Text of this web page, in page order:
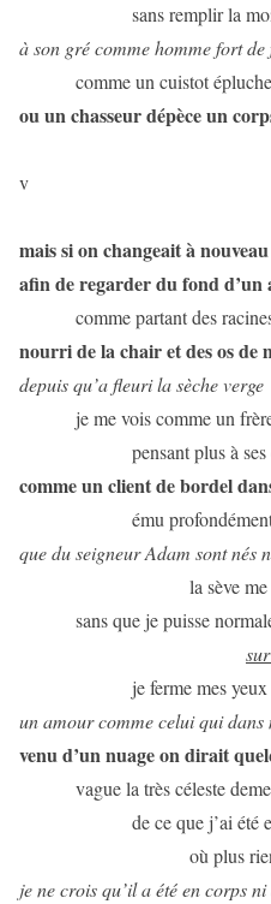
sans remplir la
à son gré comme homme fort
comme un cuistot
ou un chasseur dépèce un
v
mais si on changeait à
afin de regarder du fond
comme partant des
nourri de la chair et des os de
depuis qu’a fleuri la sèche verge
je me vois comme un
pensant plus à
comme un client de bordel
ému
que du seigneur Adam sont nés
la sève
sans que je puisse
je ferme mes
un amour comme celui qui
venu d’un nuage on dirait
vague la très céleste
de ce que j’ai été
où plus
je ne crois qu’il a été en corps ni